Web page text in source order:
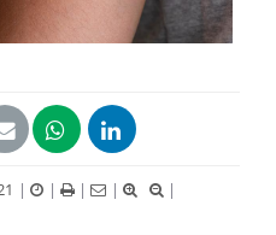
| | | |
|